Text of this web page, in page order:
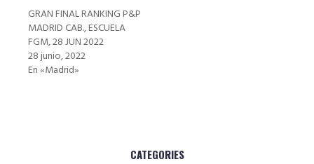
GRAN FINAL RANKING P&P
MADRID CAB., ESCUELA
FGM, 28 JUN 2022
28 junio, 2022
En «Madrid»
CATEGORIES